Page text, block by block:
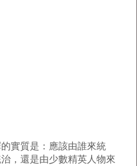
實質是：應該由誰來統
，還是由少數精英人物來